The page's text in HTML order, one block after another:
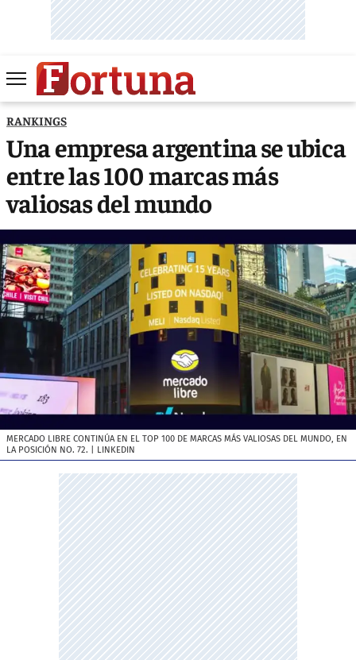
RANKINGS
Una empresa argentina se ubica
entre las 100 marcas más
valiosas del mundo
MERCADO LIBRE CONTINÚA EN EL TOP 100 DE MARCAS MÁS VALIOSAS DEL MUNDO, EN
LA POSICIÓN NO. 72. | LINKEDIN